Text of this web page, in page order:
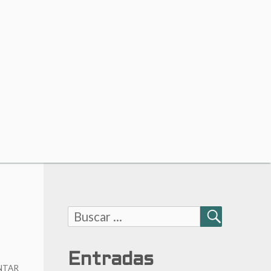
Buscar:
BUSCAR
Entradas